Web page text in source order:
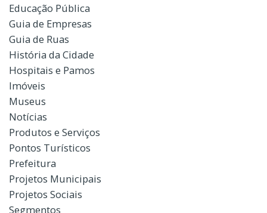
Educação Pública
Guia de Empresas
Guia de Ruas
História da Cidade
Hospitais e Pamos
Imóveis
Museus
Notícias
Produtos e Serviços
Pontos Turísticos
Prefeitura
Projetos Municipais
Projetos Sociais
Segmentos